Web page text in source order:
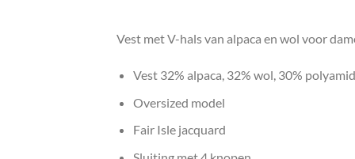
Vest met V-hals van alpaca en wol voor
Vest 32% alpaca, 32% wol, 30%
Oversized model
Fair Isle jacquard